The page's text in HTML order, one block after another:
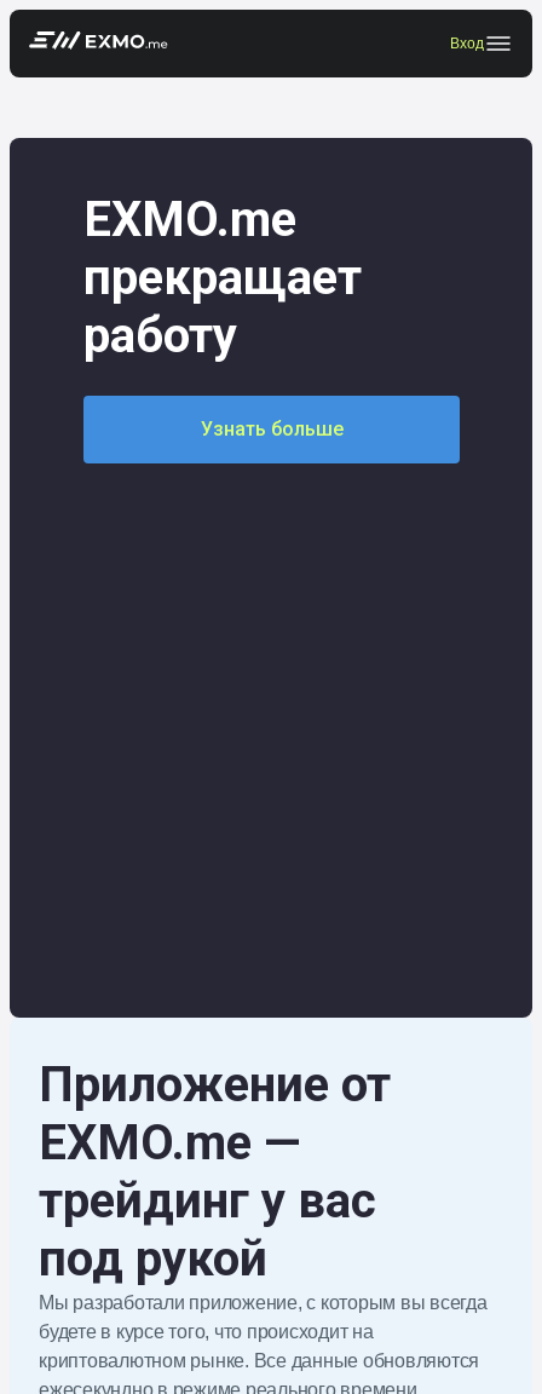
Вход
EXMO.me
прекращает
работу
Узнать больше
Приложение от
EXMO.me —
трейдинг у вас
под рукой
Мы разработали приложение, с которым вы всегда
будете в курсе того, что происходит на
криптовалютном рынке. Все данные обновляются
ежесекундно в режиме реального времени,